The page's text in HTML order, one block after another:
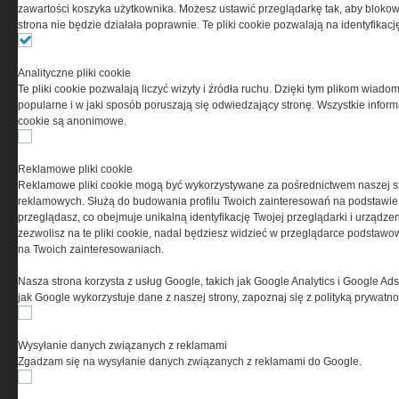
(zwana dalej Grupa MEDIUM) w postaci Regulaminu.
Ta witryna wykorzystuje pliki cookies do przechowywania
informacji na Twoim komputerze. Pliki cookies stosujemy
w celu świadczenia usług na najwyższym poziomie,
w tym w sposób dostosowany do indywidualnych potrzeb.
cookies oznacza, że będą one zamieszczane w Twoim
urządzeniu końcowym. W każdym momencie możesz
dokonać zmiany ustawień przeglądarki dotyczących
serwisu prosimy o zapoznanie się z naszą
prywatności
oraz informacją o cookies
zawartości koszyka użytkownika. Możesz ustawić przeglądarkę tak, aby
strona nie będzie działała poprawnie. Te pliki cookie pozwalają na
Analityczne pliki cookie
Te pliki cookie pozwalają liczyć wizyty i źródła ruchu. Dzięki tym plikom
popularne i w jaki sposób poruszają się odwiedzający stronę. Wszystkie
cookie są anonimowe.
Reklamowe pliki cookie
Reklamowe pliki cookie mogą być wykorzystywane za pośrednictwem naszej
reklamowych. Służą do budowania profilu Twoich zainteresowań na
przeglądasz, co obejmuje unikalną identyfikację Twojej przeglądarki i
zezwolisz na te pliki cookie, nadal będziesz widzieć w przeglądarce
na Twoich zainteresowaniach.
Nasza strona korzysta z usług Google, takich jak Google Analytics i Google
jak Google wykorzystuje dane z naszej strony, zapoznaj się z polityką
Wysyłanie danych związanych z reklamami
Zgadzam się na wysyłanie danych związanych z reklamami do Google.